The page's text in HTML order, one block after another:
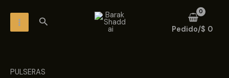
contenidoMENU
Buscar
Pedido/$ 0
PULSERAS